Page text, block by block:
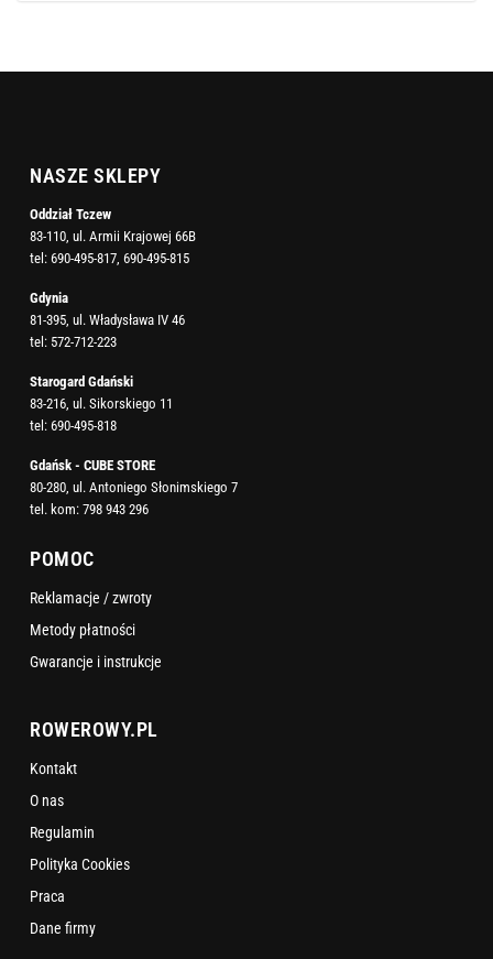
NASZE SKLEPY
Oddział Tczew
83-110, ul. Armii Krajowej 66B
tel: 690-495-817 690-495-815
Gdynia
81-395, ul. Władysława IV 46
tel: 572-712-223
Starogard Gdański
83-216, ul. Sikorskiego 11
tel: 690-495-818
Gdańsk - CUBE STORE
80-280, ul. Antoniego Słonimskiego 7
tel. kom: 798 943 296
POMOC
Reklamacje / zwroty
Metody płatności
Gwarancje i instrukcje
ROWEROWY.PL
Kontakt
O nas
Regulamin
Polityka Cookies
Praca
Dane firmy